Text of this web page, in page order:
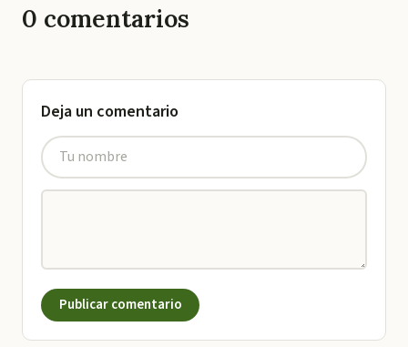
0 comentarios
Deja un comentario
Publicar comentario